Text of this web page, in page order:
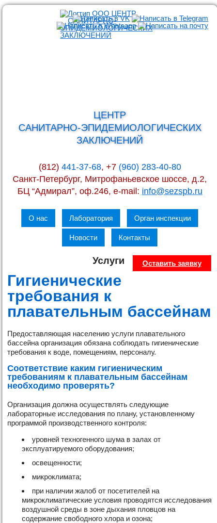
ЦЕНТР
САНИТАРНО-ЭПИДЕМИОЛОГИЧЕСКИХ
ЗАКЛЮЧЕНИЙ
(812) 441-37-68, +7 (960) 283-40-80
Санкт-Петербург, Митрофаньевское шоссе, д.2,
БЦ “Адмирал”, оф.246, e-mail: info@sezspb.ru
О нас Лаборатория Орган инспекции
Новости Контакты
Услуги Оставить заявку
Гигиенические
требования к
плавательным бассейнам
Предоставляющая населению услуги плавательного
бассейна организация обязана соблюдать гигиенические
требования к воде, помещениям, персоналу.
Соответствие каким гигиеническим
требованиям к плавательным бассейнам
необходимо проверять?
Организация должна осуществлять следующие
лабораторные исследования по плану, установленному
программой производственного контроля:
уровней техногенного шума в залах от
эксплуатируемого оборудования;
освещенности;
микроклимата;
при наличии жалоб от посетителей на
микроклиматические условия проводятся исследования
воздушной среды в зоне дыхания пловцов на
содержание свободного хлора и озона;